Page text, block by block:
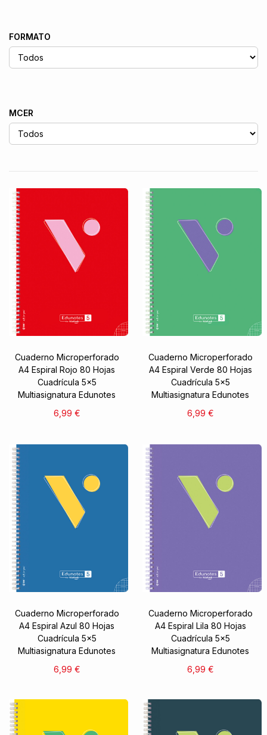
FORMATO
MCER
Cuaderno Microperforado
A4 Espiral Rojo 80 Hojas
Cuadrícula 5x5
Multiasignatura Edunotes
6,99 €
Cuaderno Microperforado
A4 Espiral Verde 80 Hojas
Cuadrícula 5x5
Multiasignatura Edunotes
6,99 €
Cuaderno Microperforado
A4 Espiral Azul 80 Hojas
Cuadrícula 5x5
Multiasignatura Edunotes
6,99 €
Cuaderno Microperforado
A4 Espiral Lila 80 Hojas
Cuadrícula 5x5
Multiasignatura Edunotes
6,99 €